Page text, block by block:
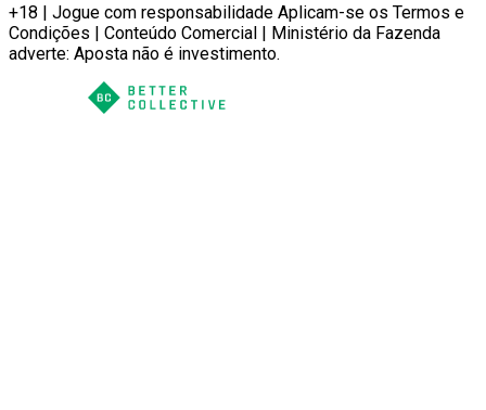
+18 | Jogue com responsabilidade Aplicam-se os Termos e
Condições | Conteúdo Comercial | Ministério da Fazenda
adverte: Aposta não é investimento.